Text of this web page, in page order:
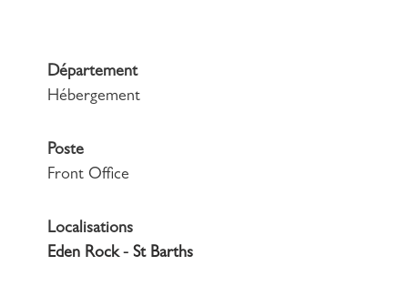
Département
Hébergement
Poste
Front Office
Localisations
Eden Rock - St Barths